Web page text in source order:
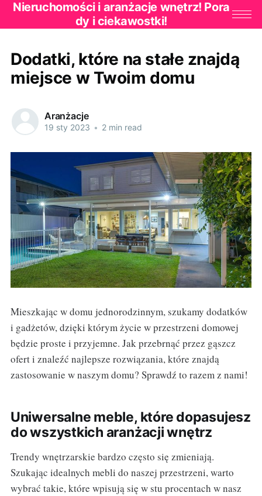
Nieruchomości i aranżacje wnętrz! Pora
dy i ciekawostki!
Dodatki, które na stałe znajdą
miejsce w Twoim domu
Aranżacje
19 sty 2023 • 2 min read
Mieszkając w domu jednorodzinnym, szukamy dodatków
i gadżetów, dzięki którym życie w przestrzeni domowej
będzie proste i przyjemne. Jak przebrnąć przez gąszcz
ofert i znaleźć najlepsze rozwiązania, które znajdą
zastosowanie w naszym domu? Sprawdź to razem z nami!
Uniwersalne meble, które dopasujesz
do wszystkich aranżacji wnętrz
Trendy wnętrzarskie bardzo często się zmieniają.
Szukając idealnych mebli do naszej przestrzeni, warto
wybrać takie, które wpisują się w stu procentach w nasz